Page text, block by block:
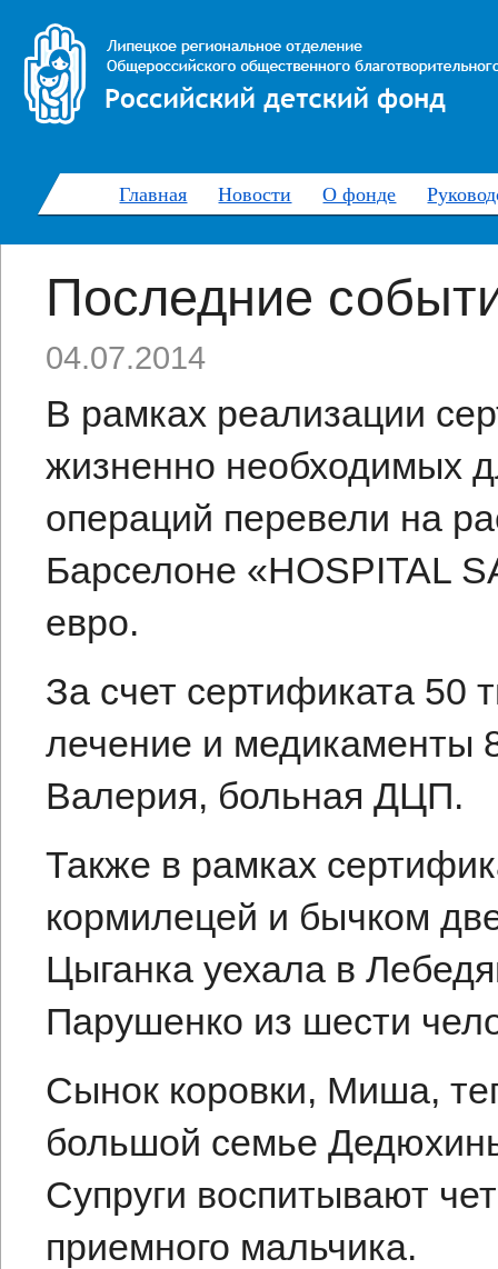
Главная Новости О фонде
Последние
04.07.2014
В рамках реализации
жизненно необходимых
операций перевели на
Барселоне «HOSPITAL
евро.
За счет сертификата 50
лечение и медикаменты
Валерия, больная ДЦП.
Также в рамках
кормилецей и бычком
Цыганка уехала в
Парушенко из шести
Сынок коровки, Миша,
большой семье
Супруги воспитывают
приемного мальчика.